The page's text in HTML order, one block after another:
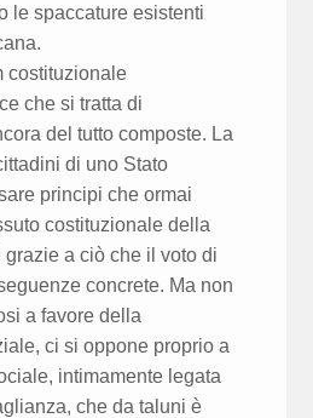
le spaccature esistenti
costituzionale
che si tratta di
del tutto composte. La
di uno Stato
principi che ormai
costituzionale della
grazie a ciò che il voto di
concrete. Ma non
a favore della
ci si oppone proprio a
intimamente legata
che da taluni è